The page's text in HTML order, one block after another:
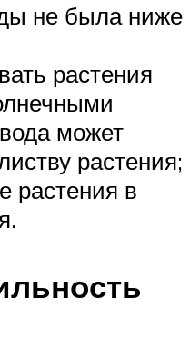
не была ниже
растения
может
растения;
растения в